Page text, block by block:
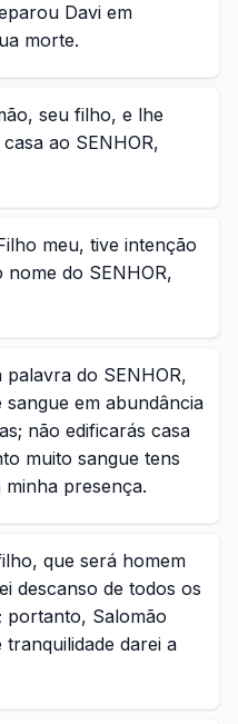
Davi em
morte.
seu filho, e lhe
ao SENHOR,
meu, tive intenção
nome do SENHOR,
do SENHOR,
em abundância
não edificarás casa
muito sangue tens
presença.
que será homem
descanso de todos os
portanto, Salomão
darei a